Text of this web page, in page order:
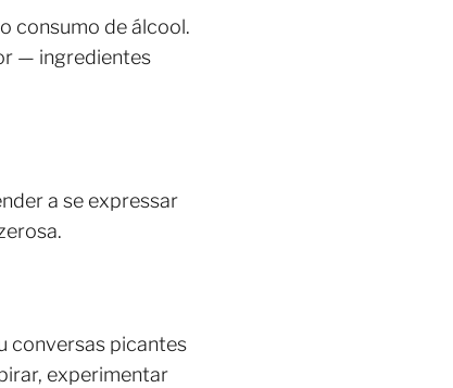
consumo de álcool.
— ingredientes
a se expressar
conversas picantes
experimentar